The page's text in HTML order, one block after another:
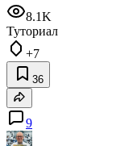
8.1K
Туториал
+7
36
9